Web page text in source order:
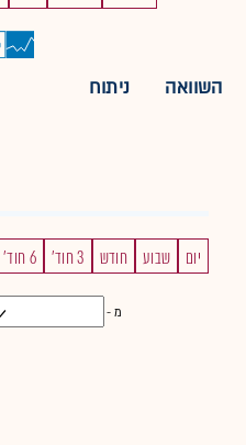
השוואה ניתוח
יום שבוע חודש 3 חוד' 6 חוד'
מ -